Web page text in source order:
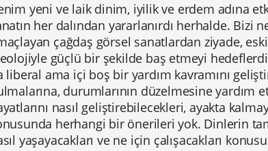
yeni ve laik dinim, iyilik ve erdem adına
her dalından yararlanırdı herhalde. Bizi
çağdaş görsel sanatlardan ziyade,
güçlü bir şekilde baş etmeyi
liberal ama içi boş bir yardım kavramını
durumlarının düzelmesine yardım
nasıl geliştirebilecekleri, ayakta
herhangi bir önerileri yok. Dinlerin
yaşayacakları ve ne için çalışacakları